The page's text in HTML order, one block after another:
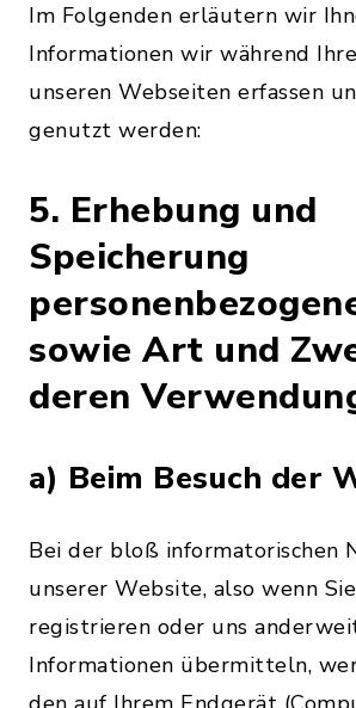
Im Folgenden erläutern wir
Informationen wir während
unseren Webseiten erfassen
genutzt werden:
5. Erhebung und
Speicherung
sowie Art und
deren
a) Beim Besuch der
Bei der bloß informatorischen
unserer Website, also wenn
registrieren oder uns
Informationen übermitteln,